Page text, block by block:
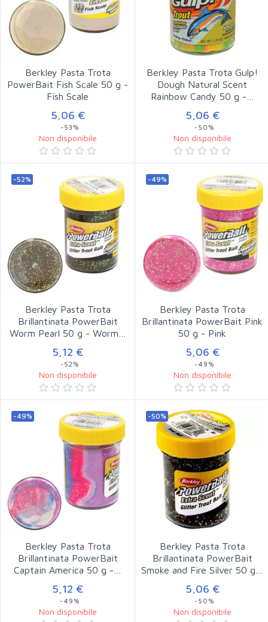
Berkley Pasta Trota
PowerBait Fish Scale 50 g -
Fish Scale
5,06 €
-53%
Non disponibile
Berkley Pasta Trota Gulp!
Dough Natural Scent
Rainbow Candy 50 g -…
5,06 €
-50%
Non disponibile
-52%
Berkley Pasta Trota
Brillantinata PowerBait
Worm Pearl 50 g - Worm…
5,12 €
-52%
Non disponibile
-49%
Berkley Pasta Trota
Brillantinata PowerBait Pink
50 g - Pink
5,06 €
-49%
Non disponibile
-49%
Berkley Pasta Trota
Brillantinata PowerBait
Captain America 50 g -…
5,12 €
-49%
Non disponibile
-50%
Berkley Pasta Trota
Brillantinata PowerBait
Smoke and Fire Silver 50 g…
5,06 €
-50%
Non disponibile